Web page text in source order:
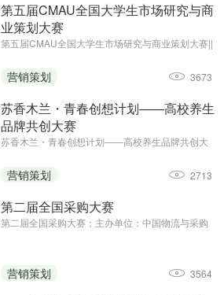
第五届CMAU全国大学生市场研究与商
业策划大赛
第五届CMAU全国大学生市场研究与商业策划大赛||
（www.cmau.org.cn）、Credamo见数
（www.credamo.com）
营销策划 3673
苏香木兰・青春创想计划——高校养生
品牌共创大赛
苏香木兰・青春创想计划——高校养生品牌共创大
海苏香木兰健康科技有限公司
营销策划 2713
第二届全国采购大赛
第二届全国采购大赛；主办单位：中国物流与采购
营销策划 3564